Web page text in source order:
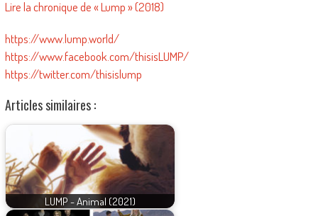
Lire la chronique de « Lump » (2018)
https://www.lump.world/
https://www.facebook.com/thisisLUMP/
https://twitter.com/thisislump
Articles similaires :
LUMP - Animal (2021)